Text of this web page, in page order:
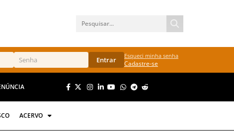
Entrar Esqueci minha senha
Cadastre-se
ACERVO